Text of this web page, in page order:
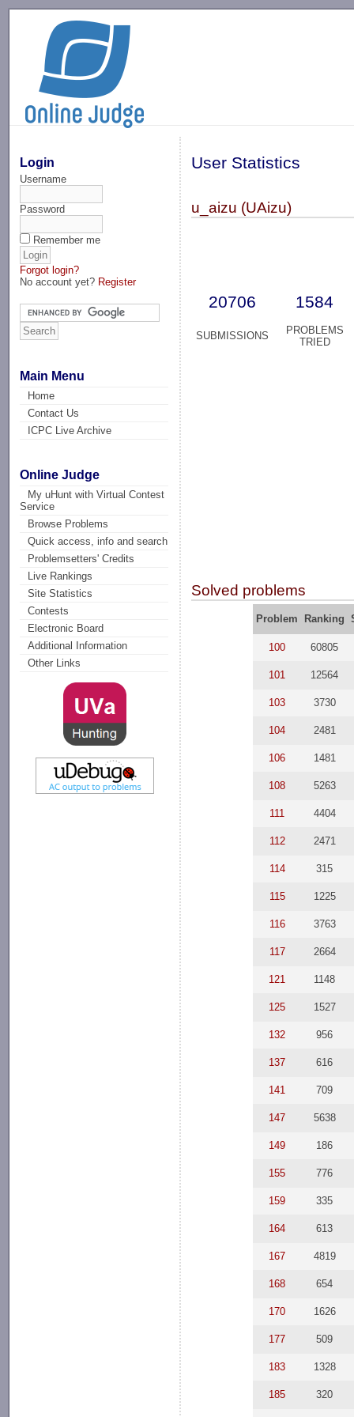
Login
Username
Password
Remember me
Forgot login?
No account yet? Register
Main Menu
Home
Contact Us
ICPC Live Archive
Online Judge
My uHunt with Virtual Contest
Service
Browse Problems
Quick access, info and search
Problemsetters' Credits
Live Rankings
Site Statistics
Contests
Electronic Board
Additional Information
Other Links
User Statistics
u_aizu (UAizu)
20706 1584
SUBMISSIONS
PROBLEMS
TRIED
Solved problems
Problem Ranking
100 60805
101 12564
103 3730
104 2481
106 1481
108 5263
111 4404
112 2471
114 315
115 1225
116 3763
117 2664
121 1148
125 1527
132 956
137 616
141 709
147 5638
149 186
155 776
159 335
164 613
167 4819
168 654
170 1626
177 509
183 1328
185 320